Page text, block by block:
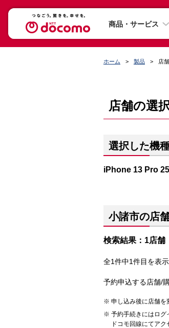
商品・サービス
ホーム 製品 店
店舗の選
選択した機
iPhone 13 Pro
小諸市の店
検索結果：1店舗
全1件中1件目を表
予約申込する店舗/
申し込み後に店舗を
予約手続きにはログ
ドコモ回線にてア